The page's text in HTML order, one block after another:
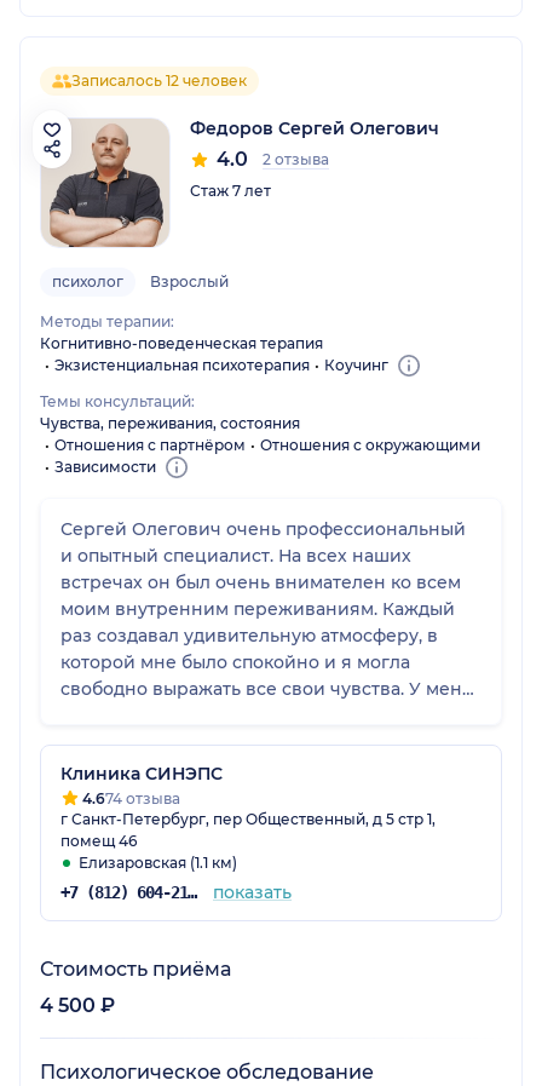
Записалось 12 человек
Федоров Сергей Олегович
4.0
2 отзыва
Стаж 7 лет
психолог Взрослый
Методы терапии:
Когнитивно-поведенческая терапия
Экзистенциальная психотерапия
Коучинг
Темы консультаций:
Чувства, переживания, состояния
Отношения с партнёром
Отношения с окружающими
Зависимости
Сергей Олегович очень профессиональный
и опытный специалист. На всех наших
встречах он был очень внимателен ко всем
моим внутренним переживаниям. Каждый
раз создавал удивительную атмосферу, в
которой мне было спокойно и я могла
свободно выражать все свои чувства. У меня
насколько это важно быть собой. Благодаря
его помощи, я смогла осознать и разрешить
те сложности, что были в моей жизни и
вновь почувствовала себя свободной и
уверенной в себе, в своих чувствах, в том,
что у меня есть будущее и оно будет
хорошим и радостным. Я теперь это точно
знаю! Спасибо Вам огромное, Сергей
Клиника СИНЭПС
4.674 отзыва
г Санкт-Петербург, пер Общественный, д 5 стр 1,
помещ 46
Елизаровская (1.1 км)
+7 (812) 604-21-56 показать
Стоимость приёма
4 500 ₽
Психологическое обследование